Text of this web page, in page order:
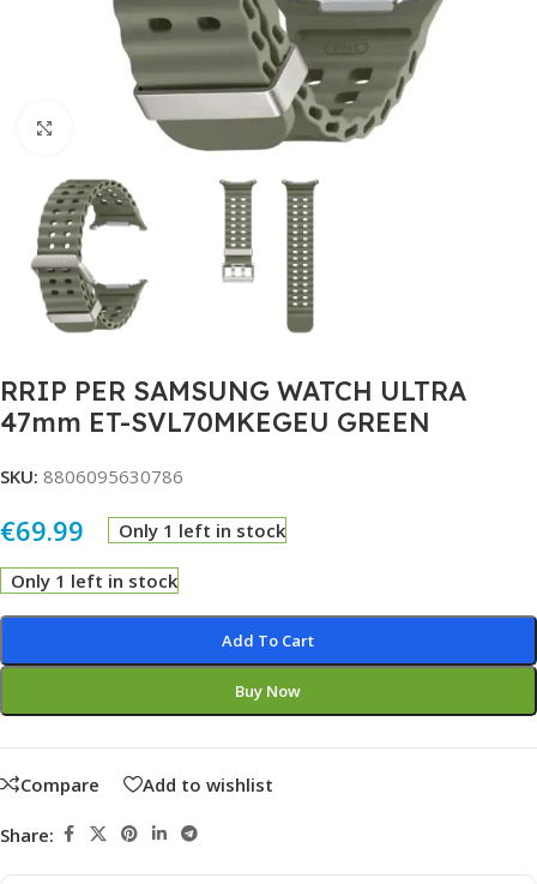
Click to enlarge
RRIP PER SAMSUNG WATCH ULTRA
47mm ET-SVL70MKEGEU GREEN
SKU: 8806095630786
€69.99 Only 1 left in stock
Only 1 left in stock
Add To Cart
Buy Now
Compare Add to wishlist
Share: